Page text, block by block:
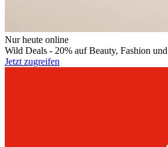
Nur heute online
Wild Deals - 20% auf Beauty, Fashion
Jetzt zugreifen